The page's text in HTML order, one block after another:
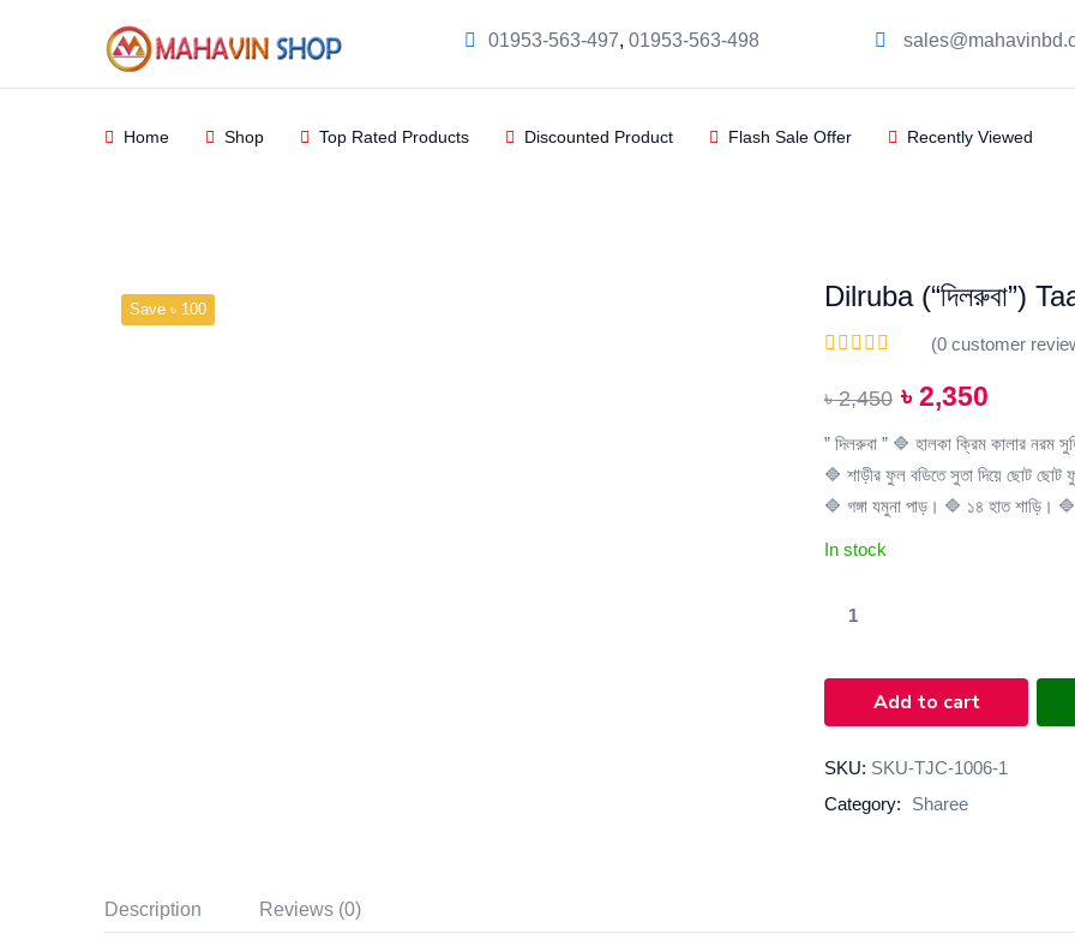
01953-563-497,01953-563-498
Home Shop Top Rated Products Discounted Product Flash Sale Offer Recently Viewed
Save ৳ 100 Dilruba (“দিলরুবা”)
(0 customer
৳2,450 ৳2,350
” দিলরুবা ” 🔷 হালকা ক্রিম কালার নরম
🔷 শাড়ীর ফুল বডিতে সুতা দিয়ে ছোট ছোট
🔷 গঙ্গা যমুনা পাড়। 🔷 ১৪ হাত শাড়ি।
In stock
Add to cart
SKU: SKU-TJC-1006-1
Category:
Sharee
Description Reviews (0)